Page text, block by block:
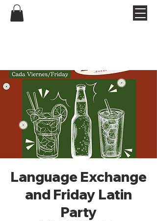
Language Exchange
and Friday Latin
Party